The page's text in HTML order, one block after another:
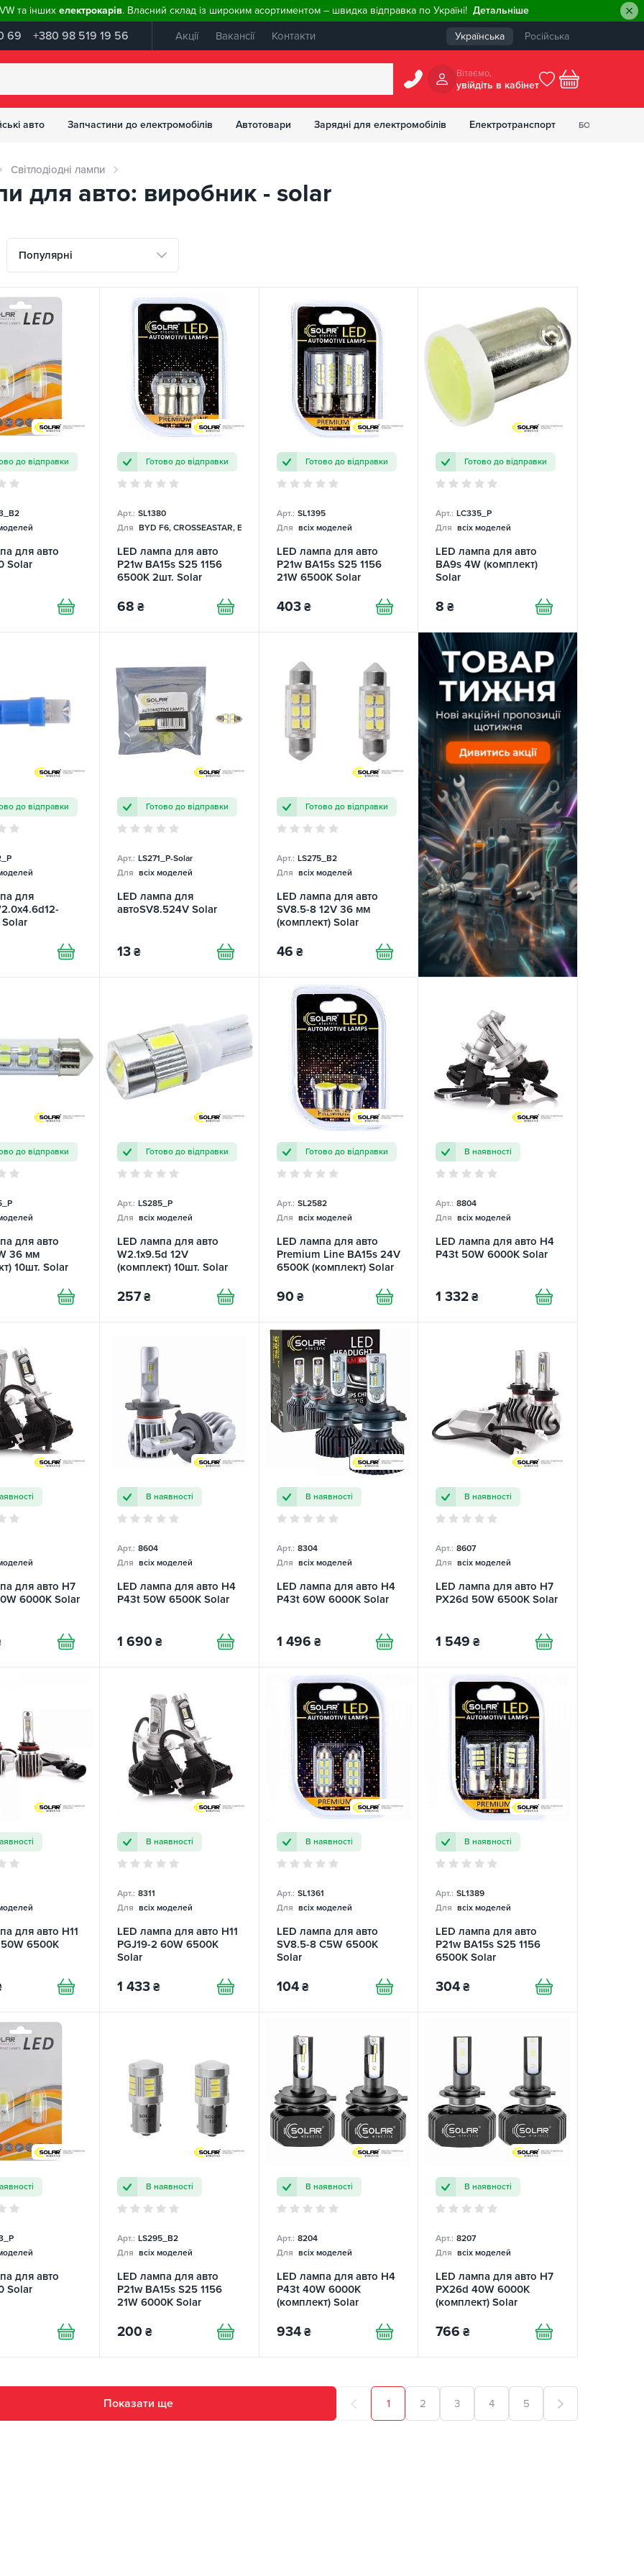
та інших електрокарів. Власний склад із широким асортиментом – швидка відправка по Україні! Детальніше
69 +380 98 519 19 56 Акції Вакансії Контакти Українська Російська
Вiтаємо,
увiйдiть в кабiнет
БОНУСІВ
авто Запчастини до електромобілів Автотовари Зарядні для електромобілів Електротранспорт
Світлодіодні лампи
для авто: виробник - solar
Популярні
до відправки
для авто
Solar
Готово до відправки
Арт.: SL1380
Для BYD F6, CROSSEASTAR, EMGRAND EC8, FC, GC7
LED лампа для авто
P21w BA15s S25 1156
6500K 2шт. Solar
68 ₴
Готово до відправки
Арт.: SL1395
Для всіх моделей
LED лампа для авто
P21w BA15s S25 1156
21W 6500K Solar
403 ₴
Готово до відправки
Арт.: LC335_P
Для всіх моделей
LED лампа для авто
BA9s 4W (комплект)
Solar
8 ₴
до відправки
для
Готово до відправки
Арт.: LS271_P-Solar
Для всіх моделей
LED лампа для
автоSV8.524V Solar
13 ₴
Готово до відправки
Арт.: LS275_B2
Для всіх моделей
LED лампа для авто
SV8.5-8 12V 36 мм
(комплект) Solar
46 ₴
до відправки
для авто
36 мм
10шт. Solar
Готово до відправки
Арт.: LS285_P
Для всіх моделей
LED лампа для авто
W2.1x9.5d 12V
(комплект) 10шт. Solar
257 ₴
Готово до відправки
Арт.: SL2582
Для всіх моделей
LED лампа для авто
Premium Line BA15s 24V
6500K (комплект) Solar
90 ₴
В наявності
Арт.: 8804
Для всіх моделей
LED лампа для авто H4
P43t 50W 6000K Solar
1 332 ₴
для авто H7
6000K Solar
В наявності
Арт.: 8604
Для всіх моделей
LED лампа для авто H4
P43t 50W 6500K Solar
1 690 ₴
В наявності
Арт.: 8304
Для всіх моделей
LED лампа для авто H4
P43t 60W 6000K Solar
1 496 ₴
В наявності
Арт.: 8607
Для всіх моделей
LED лампа для авто H7
PX26d 50W 6500K Solar
1 549 ₴
для авто H11
50W 6500K
В наявності
Арт.: 8311
Для всіх моделей
LED лампа для авто H11
PGJ19-2 60W 6500K
Solar
1 433 ₴
В наявності
Арт.: SL1361
Для всіх моделей
LED лампа для авто
SV8.5-8 C5W 6500K
Solar
104 ₴
В наявності
Арт.: SL1389
Для всіх моделей
LED лампа для авто
P21w BA15s S25 1156
6500K Solar
304 ₴
для авто
Solar
В наявності
Арт.: LS295_B2
Для всіх моделей
LED лампа для авто
P21w BA15s S25 1156
21W 6000K Solar
200 ₴
В наявності
Арт.: 8204
Для всіх моделей
LED лампа для авто H4
P43t 40W 6000K
(комплект) Solar
934 ₴
В наявності
Арт.: 8207
Для всіх моделей
LED лампа для авто H7
PX26d 40W 6000K
(комплект) Solar
766 ₴
Показати ще 1 2 3 4 5